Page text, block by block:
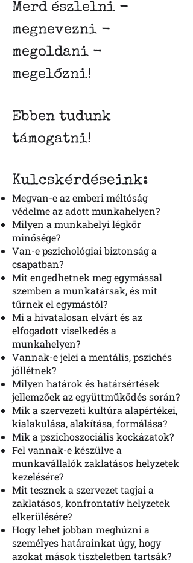
Merd észlelni -
megnevezni -
megoldani -
megelőzni!
Ebben tudunk
támogatni!
Kulcskérdéseink:
Megvan-e az emberi méltóság
védelme az adott munkahelyen?
Milyen a munkahelyi légkör
minősége?
Van-e pszichológiai biztonság a
csapatban?
Mit engedhetnek meg egymással
szemben a munkatársak, és mit
tűrnek el egymástól?
Mi a hivatalosan elvárt és az
elfogadott viselkedés a
munkahelyen?
Vannak-e jelei a mentális, pszichés
jóllétnek?
Milyen határok és határsértések
jellemzőek az együttműködés során?
Mik a szervezeti kultúra alapértékei,
kialakulása, alakítása, formálása?
Mik a pszichoszociális kockázatok?
Fel vannak-e készülve a
munkavállalók zaklatásos helyzetek
kezelésére?
Mit tesznek a szervezet tagjai a
zaklatásos, konfrontatív helyzetek
elkerülésére?
Hogy lehet jobban meghúzni a
személyes határainkat úgy, hogy
azokat mások tiszteletben tartsák?